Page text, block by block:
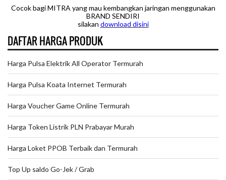
Cocok bagi MITRA yang mau kembangkan jaringan menggunakan
BRAND SENDIRI
silakan download disini
DAFTAR HARGA PRODUK
Harga Pulsa Elektrik All Operator Termurah
Harga Pulsa Koata Internet Termurah
Harga Voucher Game Online Termurah
Harga Token Listrik PLN Prabayar Murah
Harga Loket PPOB Terbaik dan Termurah
Top Up saldo Go-Jek / Grab